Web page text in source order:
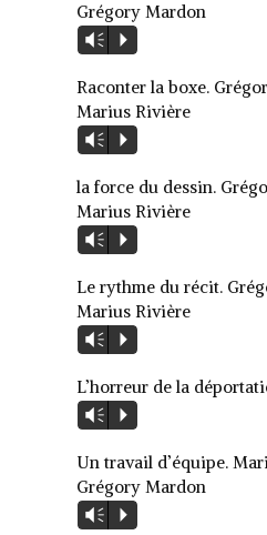
Grégory Mardon
Lecteur
audio
Vm P
Raconter la boxe.
Marius Rivière
Lecteur
audio
Vm P
la force du dessin.
Marius Rivière
Lecteur
audio
Vm P
Le rythme du récit.
Marius Rivière
Lecteur
audio
Vm P
L’horreur de la
Lecteur
audio
Vm P
Un travail d’équipe.
Grégory Mardon
Lecteur
Vm P